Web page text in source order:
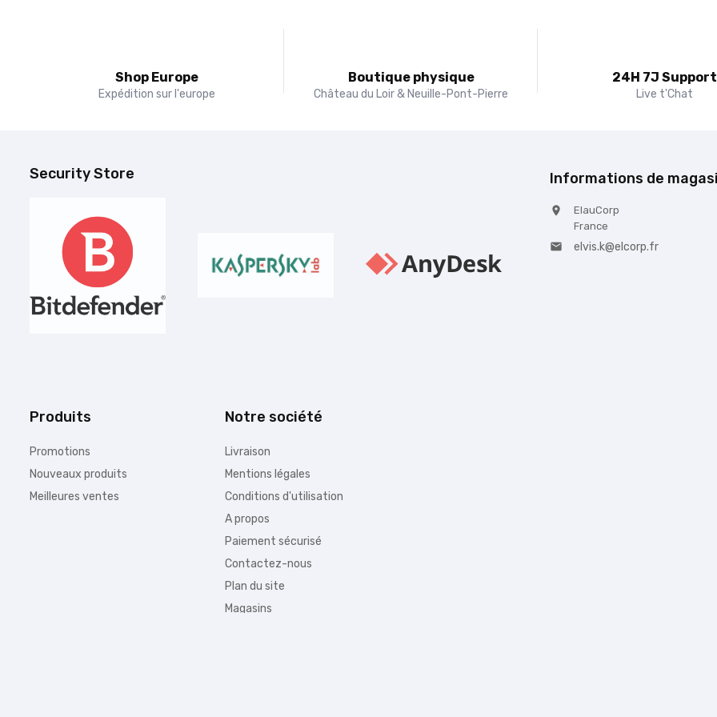
Shop Europe
Expédition sur l'europe
Boutique physique
Château du Loir & Neuille-Pont-Pierre
24H 7J Support
Live t'Chat
Security Store Informations de

ElauCorp
France
 elvis.k@elcorp.fr
Produits
Promotions
Nouveaux produits
Meilleures ventes
Notre société
Livraison
Mentions légales
Conditions d'utilisation
A propos
Paiement sécurisé
Contactez-nous
Plan du site
Magasins